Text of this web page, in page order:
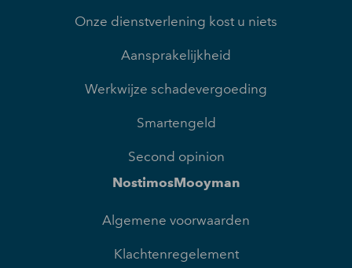
Onze dienstverlening kost u niets
Aansprakelijkheid
Werkwijze schadevergoeding
Smartengeld
Second opinion
NostimosMooyman
Algemene voorwaarden
Klachtenregelement